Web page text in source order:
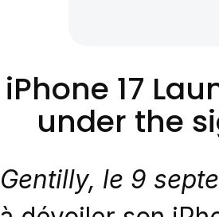
iPhone 17
under the
Gentilly, le 9